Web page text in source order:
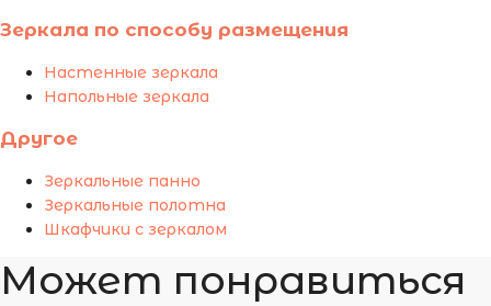
Зеркала по способу размещения
Настенные зеркала
Напольные зеркала
Другое
Зеркальные панно
Зеркальные полотна
Шкафчики с зеркалом
Может понравиться